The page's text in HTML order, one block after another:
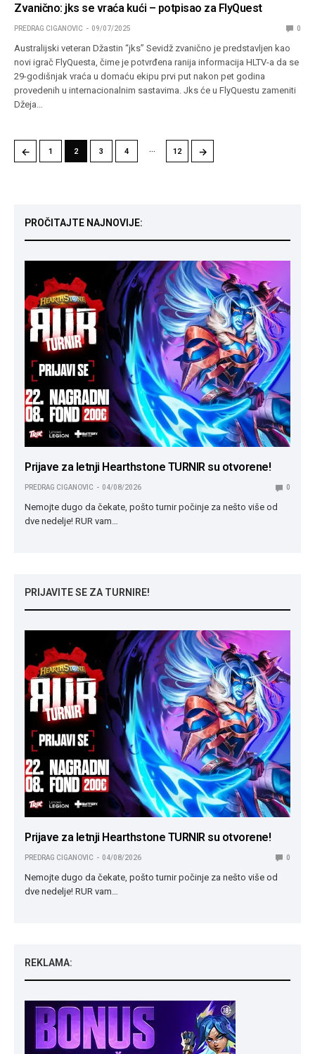
Zvanično: jks se vraća kući – potpisao za FlyQuest
PREDRAG CIGANOVIC 09/07/2025 0
Australijski veteran Džastin “jks” Sevidž zvanično je predstavljen kao
novi igrač FlyQuesta, čime je potvrđena ranija informacija HLTV-a da se
29-godišnjak vraća u domaću ekipu prvi put nakon pet godina
provedenih u internacionalnim sastavima. Jks će u FlyQuestu zameniti
Džeja…
← 1 2 3 4 12 →
PROČITAJTE NAJNOVIJE:
Prijave za letnji Hearthstone TURNIR su otvorene!
PREDRAG CIGANOVIC 04/08/2026 0
Nemojte dugo da čekate, pošto turnir počinje za nešto više od
dve nedelje! RUR vam…
PRIJAVITE SE ZA TURNIRE!
Prijave za letnji Hearthstone TURNIR su otvorene!
PREDRAG CIGANOVIC 04/08/2026 0
Nemojte dugo da čekate, pošto turnir počinje za nešto više od
dve nedelje! RUR vam…
REKLAMA: